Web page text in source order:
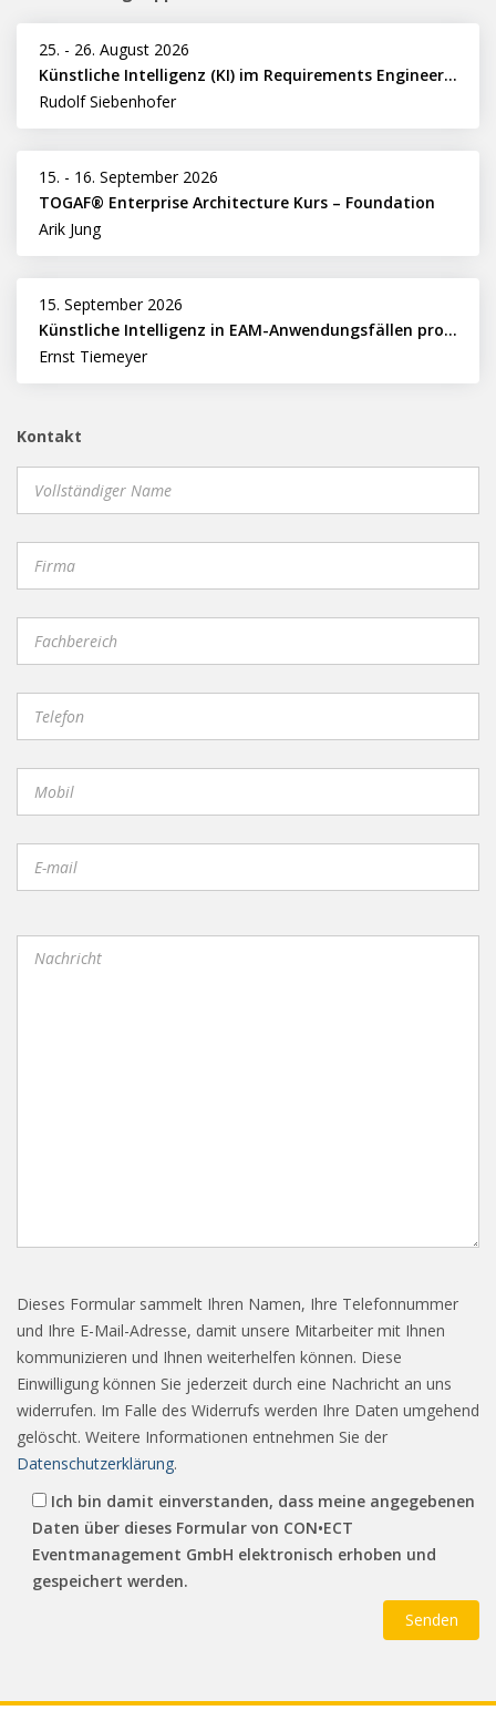
25. - 26. August 2026
Künstliche Intelligenz (KI) im Requirements Engineering erfolgreich einsetzen
Rudolf Siebenhofer
15. - 16. September 2026
TOGAF® Enterprise Architecture Kurs – Foundation
Arik Jung
15. September 2026
Künstliche Intelligenz in EAM-Anwendungsfällen professionell nutzen
Ernst Tiemeyer
Kontakt
Dieses Formular sammelt Ihren Namen, Ihre Telefonnummer
und Ihre E-Mail-Adresse, damit unsere Mitarbeiter mit Ihnen
kommunizieren und Ihnen weiterhelfen können. Diese
Einwilligung können Sie jederzeit durch eine Nachricht an uns
widerrufen. Im Falle des Widerrufs werden Ihre Daten umgehend
gelöscht. Weitere Informationen entnehmen Sie der
Datenschutzerklärung.
Ich bin damit einverstanden, dass meine angegebenen
Daten über dieses Formular von CON•ECT
Eventmanagement GmbH elektronisch erhoben und
gespeichert werden.